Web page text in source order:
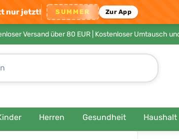
nur jetzt! SUMMER Zur App
Versand über 80 EUR | Kostenloser Umtausch
Herren Gesundheit Haushalt